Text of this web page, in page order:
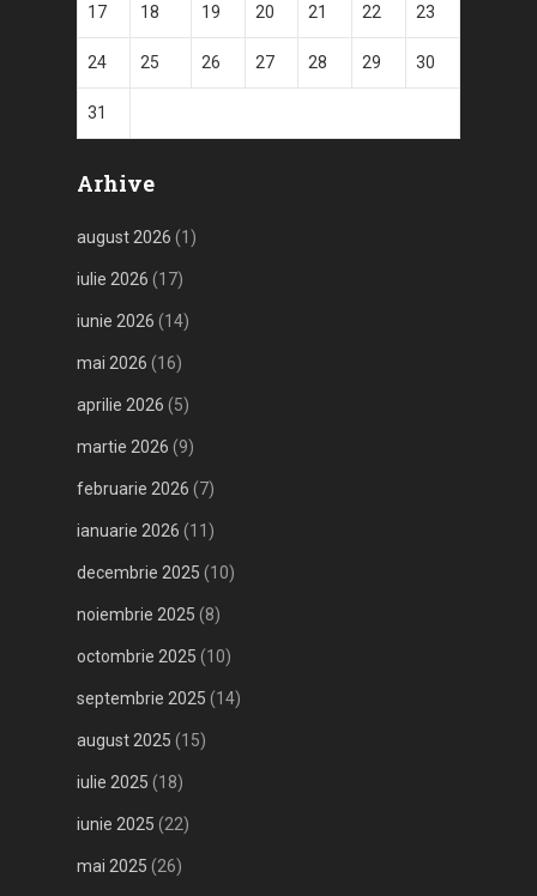
17 18 19 20 21 22 23
24 25 26 27 28 29 30
31
Arhive
august 2026 (1)
iulie 2026 (17)
iunie 2026 (14)
mai 2026 (16)
aprilie 2026 (5)
martie 2026 (9)
februarie 2026 (7)
ianuarie 2026 (11)
decembrie 2025 (10)
noiembrie 2025 (8)
octombrie 2025 (10)
septembrie 2025 (14)
august 2025 (15)
iulie 2025 (18)
iunie 2025 (22)
mai 2025 (26)